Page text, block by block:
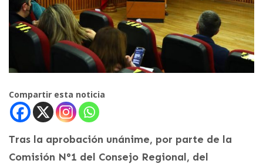
Compartir esta noticia
Tras la aprobación unánime, por parte de la
Comisión N°1 del Consejo Regional, del